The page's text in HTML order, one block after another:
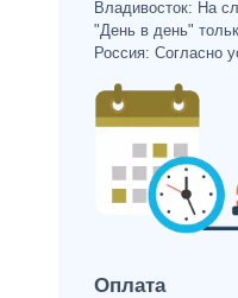
Владивосток: На
"День в день"
Россия: Согласно
Оплата